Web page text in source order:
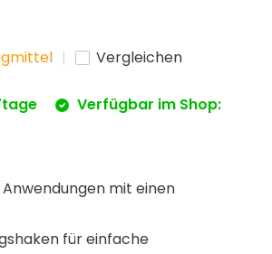
Vergleichen
Verfügbar im Shop:
mit einen
für einfache